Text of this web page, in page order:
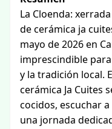
La Cloenda:
de cerámica ja
mayo de 2026 en
imprescindible
y la tradición local.
cerámica Ja Cuites
cocidos, escuchar
una jornada